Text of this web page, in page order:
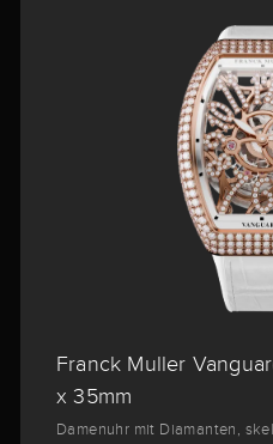
Franck Muller
x 35mm
Damenuhr mit Diamanten,